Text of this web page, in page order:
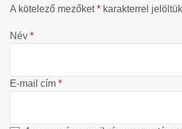
A kötelező mezőket* karakterrel jelöltük
Név *
E-mail cím *